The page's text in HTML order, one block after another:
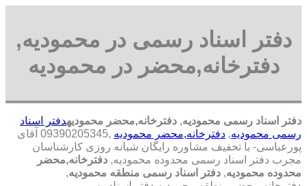
دفتر اسناد رسمی در محمودیه,
دفترخانه,محضر در محمودیه
دفتر اسناد رسمی محمودیه, دفترخانه,محضر محمودیهدفتر اسناد
رسمی محمودیه, دفترخانه,محضر محمودیه
,09390205345 آقای
پورعباسی- با تخفیف مشاوره رايگان شبانه روزی کارشناسان
مجرب دفتر اسناد رسمی محدوده محمودیه, دفترخانه,محضر
محدوده محمودیه, دفتر اسناد رسمی منطقه محمودیه,